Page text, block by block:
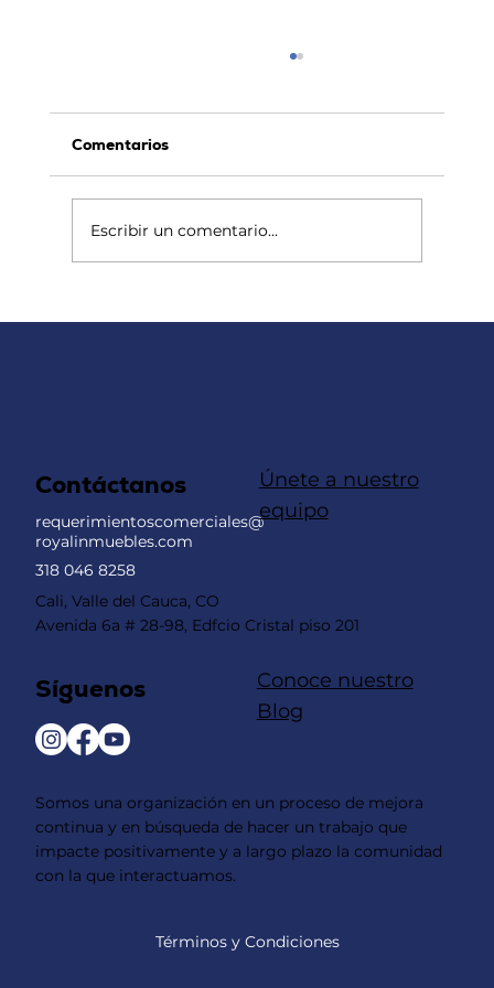
Caída en las ventas de Vivienda
Comentarios
Escribir un comentario...
Somos una organización en un proceso de mejora
continua y en búsqueda de hacer un trabajo que
impacte positivamente y a largo plazo la comunidad
con la que interactuamos.
Términos y Condiciones
Síguenos
Contáctanos
requerimientoscomerciales@
royalinmuebles.com
318 046 8258
Cali, Valle del Cauca, CO
Avenida 6a # 28-98, Edfcio Cristal piso 201
Conoce nuestro
Blog
Únete a nuestro
equipo